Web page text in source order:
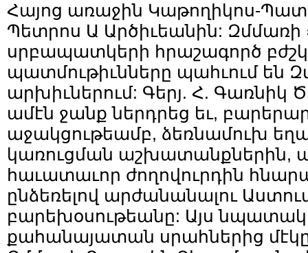
Հայոց առաջին Կաթողիկոս-
Պետրոս Ա Արծիւեանին:
սրբապատկերի հրաշագործ
պատմութիւնները պահւում են
արխիւներում: Գերյ. Հ. Գառնիկ
ամէն ջանք ներդրեց եւ,
աջակցութեամբ, ձեռնամուխ
կառուցման աշխատանքներին,
հաւատաւոր ժողովուրդին
ընձեռելով արժանանալու
բարեխօսութեանը: Այս
քահանայատան սրահներից